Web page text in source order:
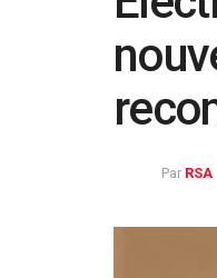
Par RSA